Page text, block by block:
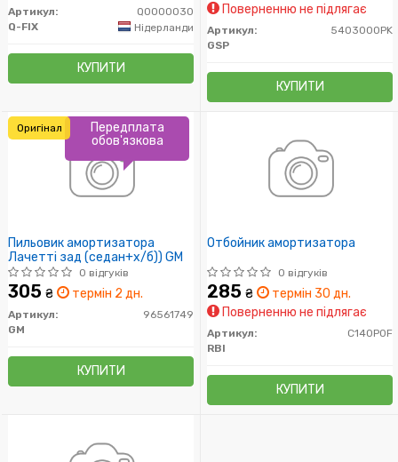
Артикул:
Q0000030
Q-FIX
Нідерланди
КУПИТИ
Поверненню не підлягає
Артикул:
5403000PK
GSP
КУПИТИ
Пильовик амортизатора
Лачетті зад (седан+х/б)) GM
0 відгуків
305 ₴ термін 2 дн.
Артикул:
96561749
GM
КУПИТИ
Передплата
обов'язкова
Оригінал
Отбойник амортизатора
0 відгуків
285 ₴
термін 30 дн.
Поверненню не підлягає
Артикул:
C140P0F
RBI
КУПИТИ